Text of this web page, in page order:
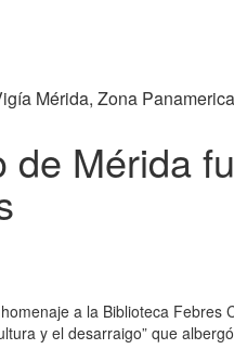
Mérida, Zona
de Mérida
a la Biblioteca
y el desarraigo” que